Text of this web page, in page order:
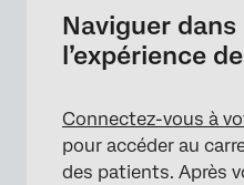
Naviguer
l’expérience
Connectez-vous à
pour accéder au
des patients. Après